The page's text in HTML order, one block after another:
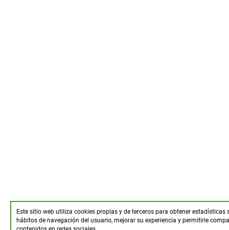
Este sitio web utiliza cookies propias y de terceros para obtener estadísticas
hábitos de navegación del usuario, mejorar su experiencia y permitirle